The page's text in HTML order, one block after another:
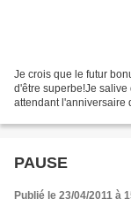
Je crois que le futur
d'être superbe!Je salive
attendant l'anniversaire
PAUSE
Publié le 23/04/2011 à